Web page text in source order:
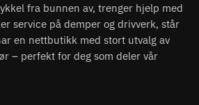
fra bunnen av, trenger hjelp med
service på demper og drivverk, står
en nettbutikk med stort utvalg av
– perfekt for deg som deler vår